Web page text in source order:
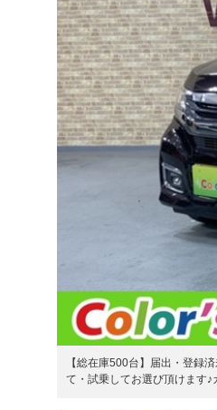
【総在庫500台】届出・登録
て・試乗してお選び頂けます♪